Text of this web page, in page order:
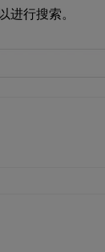
进行搜索。